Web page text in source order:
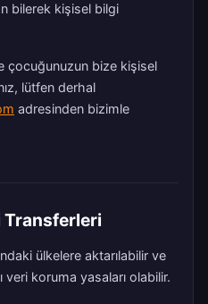
bilerek kişisel bilgi
çocuğunuzun bize kişisel
lütfen derhal
adresinden bizimle
Transferleri
ülkelere aktarılabilir ve
veri koruma yasaları olabilir.